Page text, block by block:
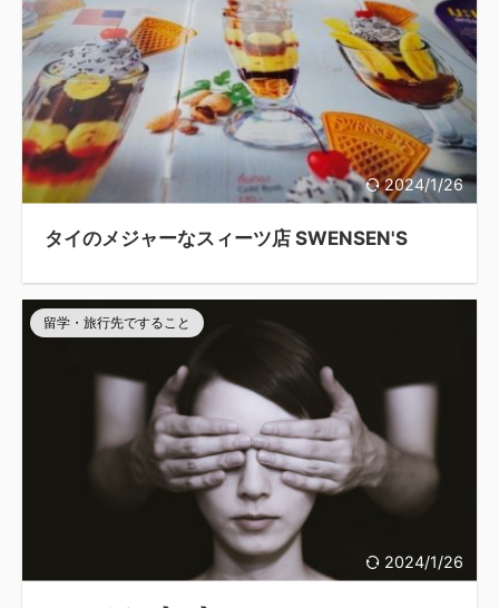
2024/1/26
タイのメジャーなスィーツ店 SWENSEN'S
2024/1/26
留学・旅行先ですること